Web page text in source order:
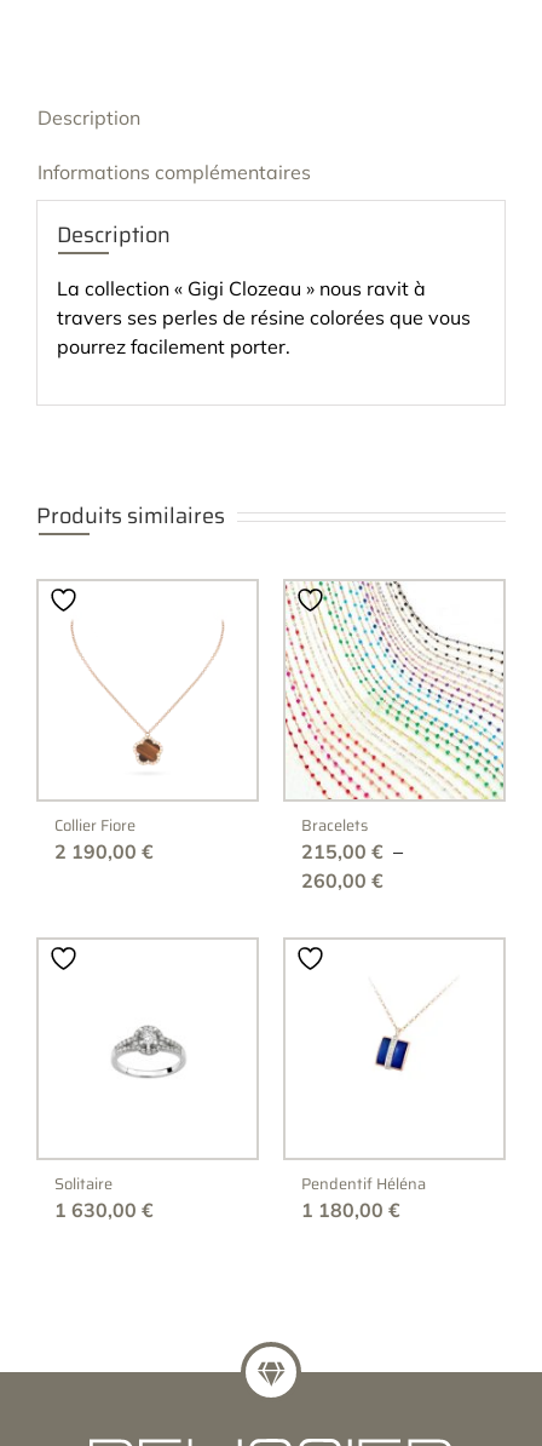
Description
Informations complémentaires
Description
La collection « Gigi Clozeau » nous ravit à
travers ses perles de résine colorées que vous
pourrez facilement porter.
Produits similaires
Collier Fiore
2 190,00 €
Bracelets
215,00 € –
260,00 €
prix :
260,00 €
Solitaire
1 630,00 €
Pendentif Héléna
1 180,00 €